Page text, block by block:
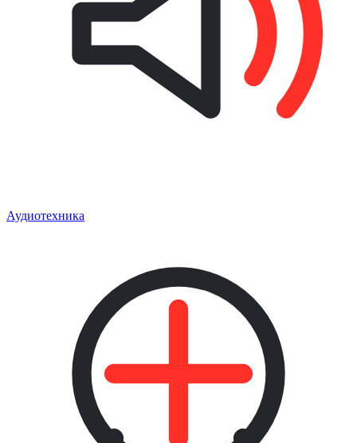
Аудиотехника